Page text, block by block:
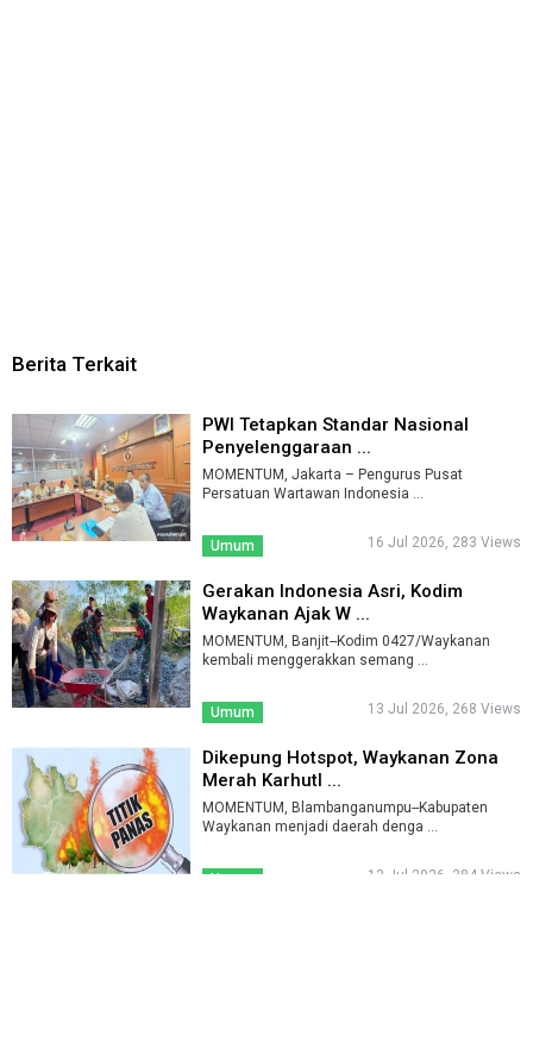
Berita Terkait
PWI Tetapkan Standar Nasional
Penyelenggaraan ...
MOMENTUM, Jakarta – Pengurus Pusat
Persatuan Wartawan Indonesia ...
Umum 16 Jul 2026, 283 Views
Gerakan Indonesia Asri, Kodim
Waykanan Ajak W ...
MOMENTUM, Banjit--Kodim 0427/Waykanan
kembali menggerakkan semang ...
Umum 13 Jul 2026, 268 Views
Dikepung Hotspot, Waykanan Zona
Merah Karhutl ...
MOMENTUM, Blambanganumpu--Kabupaten
Waykanan menjadi daerah denga ...
Umum 13 Jul 2026, 384 Views